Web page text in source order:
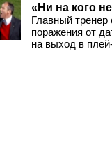
«Ни на кого
Главный
поражения от
на выход в